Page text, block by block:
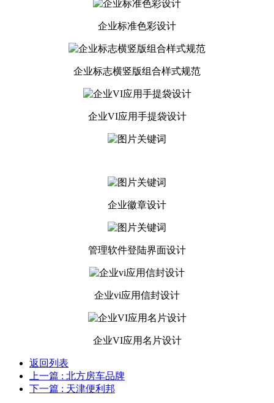
企业标准色彩设计
企业标志横竖版组合样式规范
企业VI应用手提袋设计
企业徽章设计
管理软件登陆界面设计
企业vi应用信封设计
企业VI应用名片设计
返回列表
上一篇 : 北方房车品牌
下一篇 : 天津便利邦